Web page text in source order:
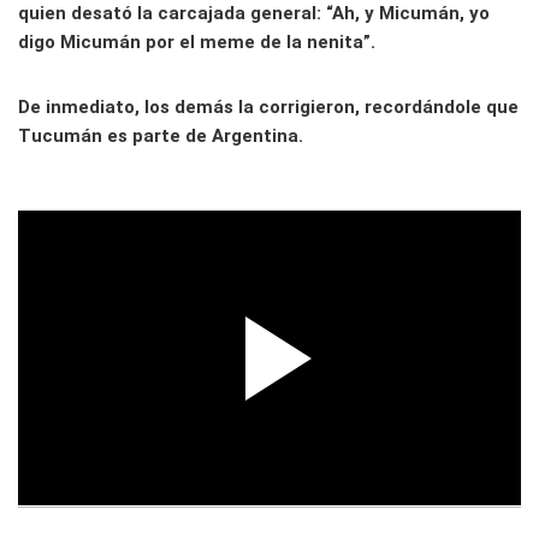
quien desató la carcajada general: “Ah, y Micumán, yo
digo Micumán por el meme de la nenita”.
De inmediato, los demás la corrigieron, recordándole que
Tucumán es parte de Argentina.